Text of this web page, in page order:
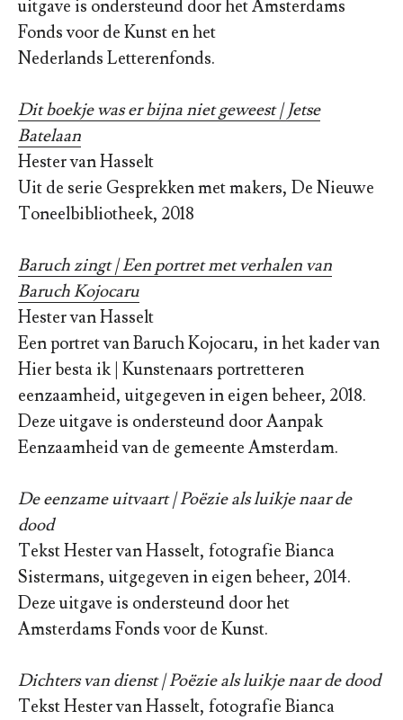
uitgave is ondersteund door het Amsterdams
Fonds voor de Kunst en het
Nederlands Letterenfonds.
Dit boekje was er bijna niet geweest | Jetse
Batelaan
Hester van Hasselt
Uit de serie Gesprekken met makers, De Nieuwe
Toneelbibliotheek, 2018
Baruch zingt | Een portret met verhalen van
Baruch Kojocaru
Hester van Hasselt
Een portret van Baruch Kojocaru, in het kader van
Hier besta ik | Kunstenaars portretteren
eenzaamheid, uitgegeven in eigen beheer, 2018.
Deze uitgave is ondersteund door Aanpak
Eenzaamheid van de gemeente Amsterdam.
De eenzame uitvaart | Poëzie als luikje naar de
dood
Tekst Hester van Hasselt, fotografie Bianca
Sistermans, uitgegeven in eigen beheer, 2014.
Deze uitgave is ondersteund door het
Amsterdams Fonds voor de Kunst.
Dichters van dienst | Poëzie als luikje naar de dood
Tekst Hester van Hasselt, fotografie Bianca